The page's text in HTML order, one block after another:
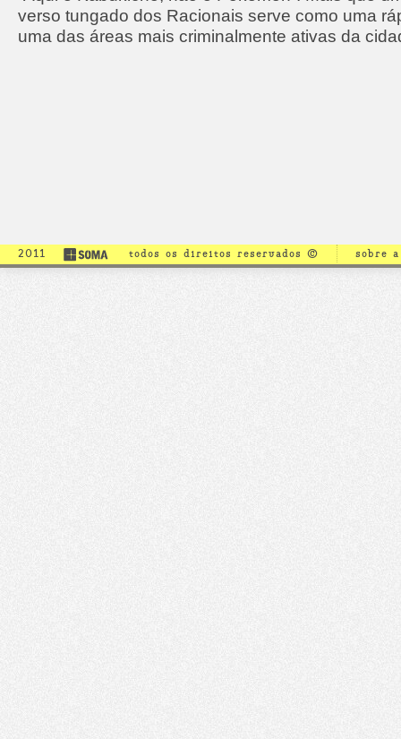
verso tungado dos Racionais serve como uma
uma das áreas mais criminalmente ativas da
2011 todos os direitos reservados © sobre